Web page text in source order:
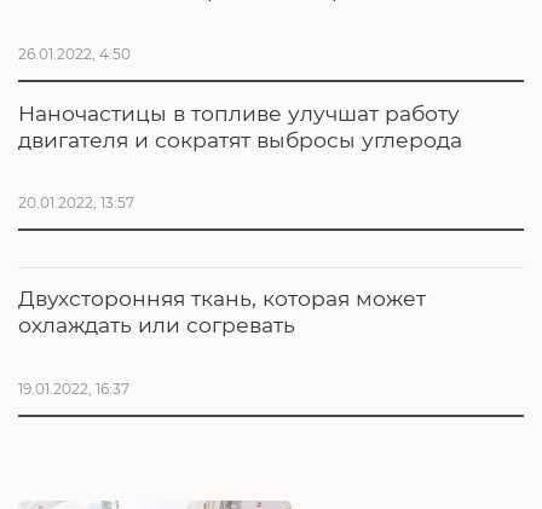
26.01.2022, 4:50
Наночастицы в топливе улучшат работу
двигателя и сократят выбросы углерода
20.01.2022, 13:57
Двухсторонняя ткань, которая может
охлаждать или согревать
19.01.2022, 16:37